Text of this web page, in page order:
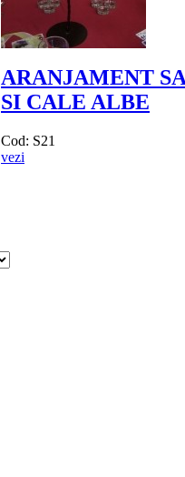
ARANJAMENT
SI CALE ALBE
Cod: S21
vezi